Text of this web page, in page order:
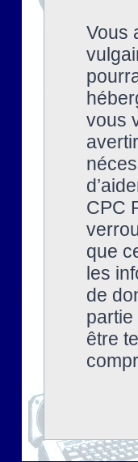
Vous
vous
CPC
que
les
de
être